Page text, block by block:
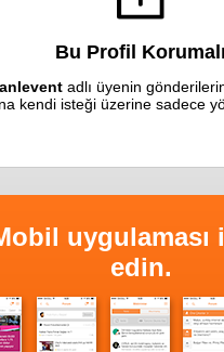
Bu Profil Korumalı
adlı üyenin
kendi isteği üzerine sadece
uygulaması
edin.